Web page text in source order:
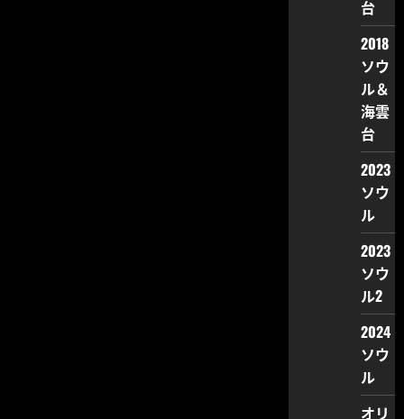
台
2018
ソウ
ル＆
海雲
台
2023
ソウ
ル
2023
ソウ
ル2
2024
ソウ
ル
オリ